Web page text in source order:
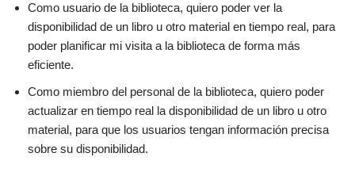
Como usuario de la biblioteca, quiero poder ver la
disponibilidad de un libro u otro material en tiempo real, para
poder planificar mi visita a la biblioteca de forma más
eficiente.
Como miembro del personal de la biblioteca, quiero poder
actualizar en tiempo real la disponibilidad de un libro u otro
material, para que los usuarios tengan información precisa
sobre su disponibilidad.